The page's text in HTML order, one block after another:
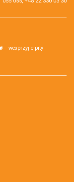
wesprzyj e-pity